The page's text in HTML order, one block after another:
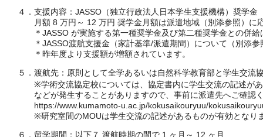
４．支援内容：JASSO（独立行政法人日本学生支援機構）奨学金
月額 8 万円～ 12 万円 奨学金月額は派遣地域（別添参照）に
＊JASSO が実施する第一種奨学金及び第二種奨学金との併給
＊JASSO渡航支援金（家計基準/派遣期間）について（別添参
＊昨年度より支援額が増額されています。
５．渡航先：原則として全学あるいは自然科学教育部と学生交
※学術交流協定校については、協定書内に学生交流の記述があ
などが発生することがありますので、事前に派遣先へご確認
https://www.kumamoto-u.ac.jp/kokusaikouryuu/
※研究室間のMOUは学生交流の記述があるものが有効となり
６．留学期間：以下７.渡航時期の間で 1 ヶ月～ 12 ヶ月